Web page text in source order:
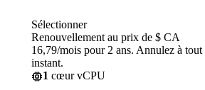
Sélectionner
Renouvellement au prix de $ CA
16,79/mois pour 2 ans. Annulez à tout
instant.
1 cœur vCPU